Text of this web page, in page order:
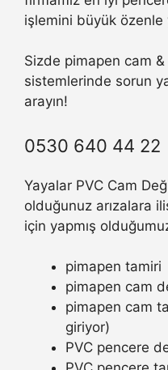
işlemini büyük özenle
Sizde pimapen cam &
sistemlerinde sorun
arayın!
0530 640 44 22
Yayalar PVC Cam
olduğunuz arızalara
için yapmış
pimapen tamiri
pimapen cam
pimapen cam
giriyor)
PVC pencere